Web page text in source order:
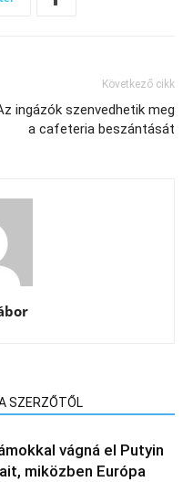
Következő cikk
ingázók szenvedhetik meg
a cafeteria beszántását
SZERZŐTŐL
vágná el Putyin
miközben Európa